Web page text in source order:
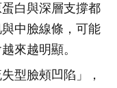
白與深層支撐都
中臉線條，可能
來越明顯。
型臉頰凹陷」，